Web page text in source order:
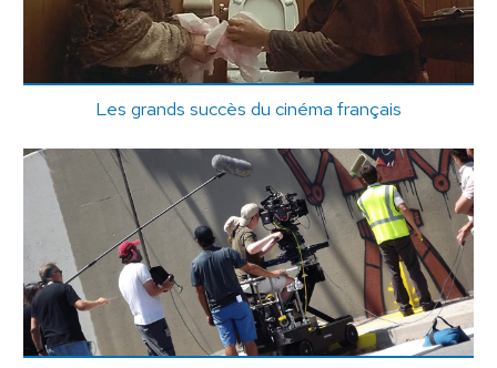
Les grands succès du cinéma français